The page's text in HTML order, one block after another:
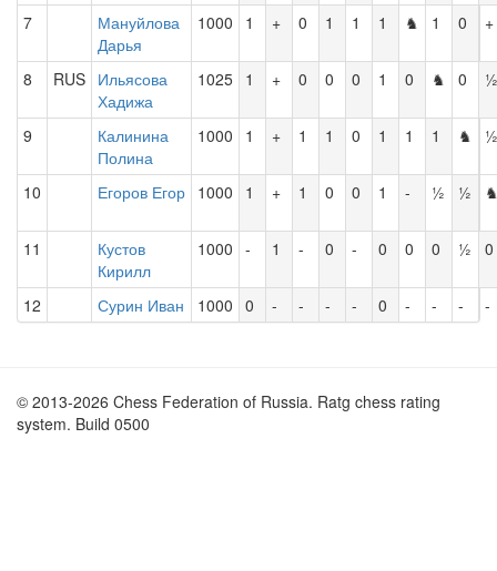
7
Мануйлова
Дарья
1000 1 + 0 1 1 1 ♞ 1 0 +
8 RUS Ильясова
Хадижа
1025 1 + 0 0 0 1 0 ♞ 0 ½
9
Калинина
Полина
1000 1 + 1 1 0 1 1 1 ♞ ½
10 Егоров Егор 1000 1 + 1 0 0 1 - ½ ½
11
Кустов
Кирилл
1000 - 1 - 0 - 0 0 0 ½ 0
12 Сурин Иван 1000 0 - - - - 0 - - - -
© 2013-2026 Chess Federation of Russia. Ratg chess rating
system. Build 0500